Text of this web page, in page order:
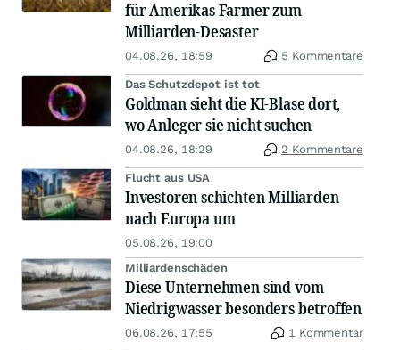
für Amerikas Farmer zum
Milliarden-Desaster
04.08.26, 18:59 5 Kommentare
Das Schutzdepot ist tot
Goldman sieht die KI-Blase dort,
wo Anleger sie nicht suchen
04.08.26, 18:29 2 Kommentare
Flucht aus USA
Investoren schichten Milliarden
nach Europa um
05.08.26, 19:00
Milliardenschäden
Diese Unternehmen sind vom
Niedrigwasser besonders betroffen
06.08.26, 17:55 1 Kommentar